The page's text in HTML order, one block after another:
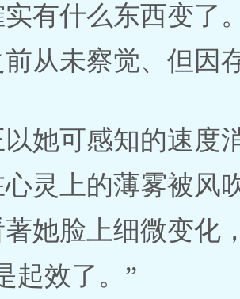
有什么东西变了
从未察觉、但因
她可感知的速度
灵上的薄雾被风
她脸上细微变化
起效了。”